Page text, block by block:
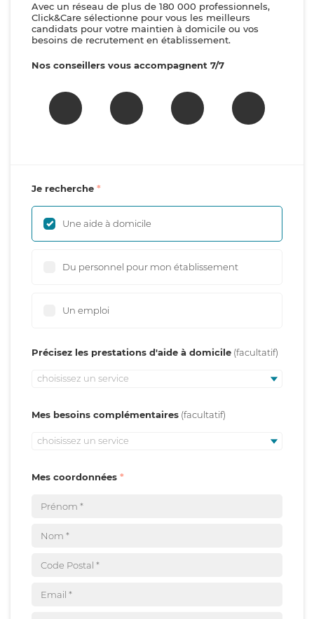
Avec un réseau de plus de 180 000 professionnels,
Click&Care sélectionne pour vous les meilleurs
candidats pour votre maintien à domicile ou vos
besoins de recrutement en établissement.
Nos conseillers vous accompagnent 7/7
Je recherche
Une aide à domicile
Du personnel pour mon établissement
Un emploi
Précisez les prestations d'aide à domicile
choisissez un service
Mes besoins complémentaires
choisissez un service
Mes coordonnées